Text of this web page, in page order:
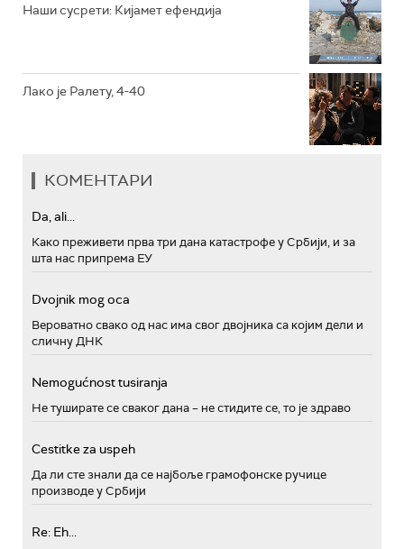
Наши сусрети: Кијамет ефендија
Лако је Ралету, 4-40
КОМЕНТАРИ
Da, ali...
Како преживети прва три дана катастрофе у Србији, и за
шта нас припрема ЕУ
Dvojnik mog oca
Вероватно свако од нас има свог двојника са којим дели и
сличну ДНК
Nemogućnost tusiranja
Не туширате се сваког дана – не стидите се, то је здраво
Cestitke za uspeh
Да ли сте знали да се најбоље грамофонске ручице
производе у Србији
Re: Eh...